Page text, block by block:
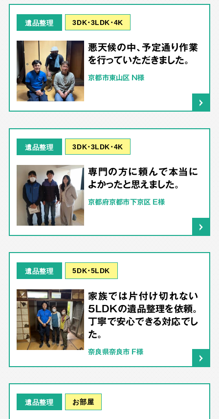
遺品整理 3DK･3LDK･4K
悪天候の中、予定通り作業
を行っていただきました。
京都市東山区 N様
遺品整理 3DK･3LDK･4K
専門の方に頼んで本当に
よかったと思えました。
京都府京都市下京区 E様
遺品整理 5DK･5LDK
家族では片付け切れない
5LDKの遺品整理を依頼。
丁寧で安心できる対応でし
た。
奈良県奈良市 F様
遺品整理 お部屋